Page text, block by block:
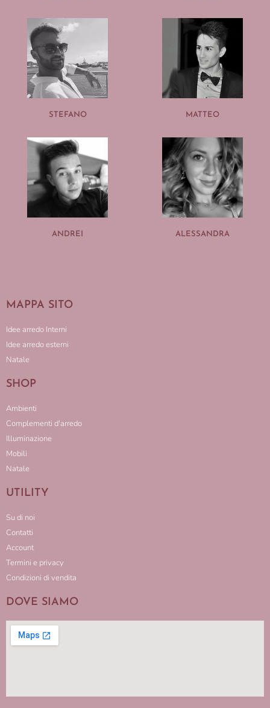
STEFANO MATTEO
ANDREI ALESSANDRA
MAPPA SITO
Idee arredo Interni
Idee arredo esterni
Natale
SHOP
Ambienti
Complementi d'arredo
Illuminazione
Mobili
Natale
UTILITY
Su di noi
Contatti
Account
Termini e privacy
Condizioni di vendita
DOVE SIAMO